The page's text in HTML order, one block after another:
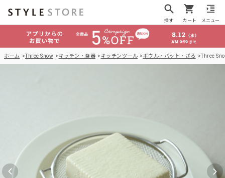
探す カート メニュー
ホーム Three Snow キッチン・食器 キッチンツール ボウル・バット・ざる Three